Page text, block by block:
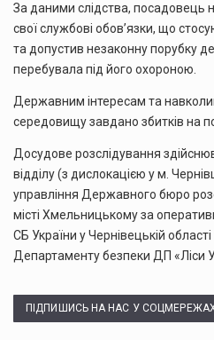
За даними слідства,
свої службові обов’язки, що
та допустив незаконну порубку
перебувала під його охороною.
Державним інтересам та
середовищу завдано збитків на
Досудове розслідування
відділу (з дислокацією у м.
управління Державного бюро
місті Хмельницькому за
СБ України у Чернівецькій
Департаменту безпеки ДП «Ліси
ПІДПИШИСЬ НА НАС У